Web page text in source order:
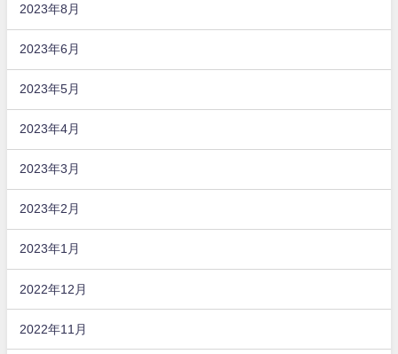
2023年8月
2023年6月
2023年5月
2023年4月
2023年3月
2023年2月
2023年1月
2022年12月
2022年11月